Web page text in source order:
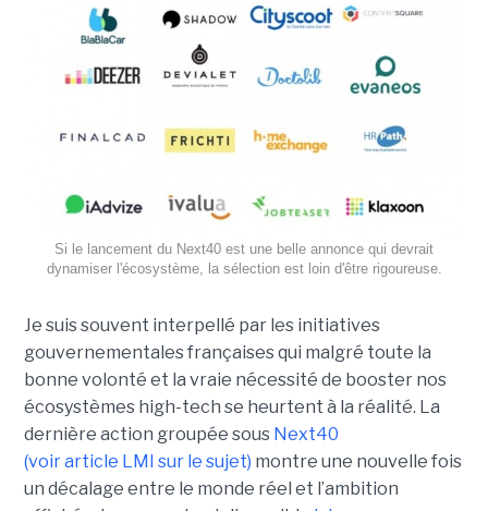
Si le lancement du Next40 est une belle annonce qui devrait
dynamiser l'écosystème, la sélection est loin d'être rigoureuse.
Je suis souvent interpellé par les initiatives
gouvernementales françaises qui malgré toute la
bonne volonté et la vraie nécessité de booster nos
écosystèmes high-tech se heurtent à la réalité. La
dernière action groupée sous Next40
(voir article LMI sur le sujet) montre une nouvelle fois
un décalage entre le monde réel et l’ambition